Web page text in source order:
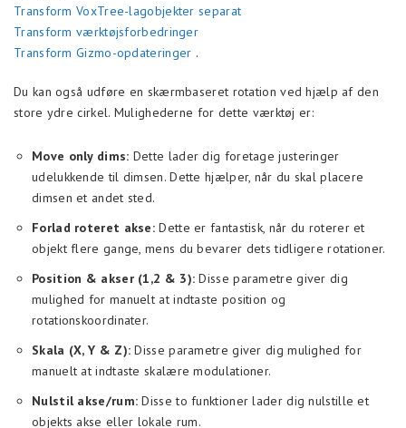
Transform VoxTree-lagobjekter separat
Transform værktøjsforbedringer
Transform Gizmo-opdateringer .
Du kan også udføre en skærmbaseret rotation ved hjælp af den
store ydre cirkel. Mulighederne for dette værktøj er:
Move only dims: Dette lader dig foretage justeringer
udelukkende til dimsen. Dette hjælper, når du skal placere
dimsen et andet sted.
Forlad roteret akse: Dette er fantastisk, når du roterer et
objekt flere gange, mens du bevarer dets tidligere rotationer.
Position & akser (1,2 & 3): Disse parametre giver dig
mulighed for manuelt at indtaste position og
rotationskoordinater.
Skala (X, Y & Z): Disse parametre giver dig mulighed for
manuelt at indtaste skalære modulationer.
Nulstil akse/rum: Disse to funktioner lader dig nulstille et
objekts akse eller lokale rum.